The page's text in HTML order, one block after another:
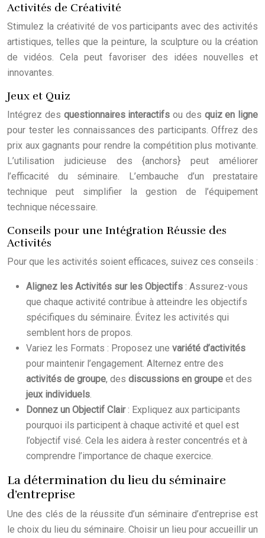
Activités de Créativité
Stimulez la créativité de vos participants avec des activités
artistiques, telles que la peinture, la sculpture ou la création
de vidéos. Cela peut favoriser des idées nouvelles et
innovantes.
Jeux et Quiz
Intégrez des questionnaires interactifs ou des quiz en ligne
pour tester les connaissances des participants. Offrez des
prix aux gagnants pour rendre la compétition plus motivante.
L’utilisation judicieuse des {anchors} peut améliorer
l’efficacité du séminaire. L’embauche d’un prestataire
technique peut simplifier la gestion de l’équipement
technique nécessaire.
Conseils pour une Intégration Réussie des
Activités
Pour que les activités soient efficaces, suivez ces conseils :
Alignez les Activités sur les Objectifs : Assurez-vous
que chaque activité contribue à atteindre les objectifs
spécifiques du séminaire. Évitez les activités qui
semblent hors de propos.
Variez les Formats : Proposez une variété d’activités
pour maintenir l’engagement. Alternez entre des
activités de groupe, des discussions en groupe et des
jeux individuels
Donnez un Objectif Clair: Expliquez aux participants
pourquoi ils participent à chaque activité et quel est
l’objectif visé. Cela les aidera à rester concentrés et à
comprendre l’importance de chaque exercice.
La détermination du lieu du séminaire
d’entreprise
Une des clés de la réussite d’un séminaire d’entreprise est
le choix du lieu du séminaire. Choisir un lieu pour accueillir un